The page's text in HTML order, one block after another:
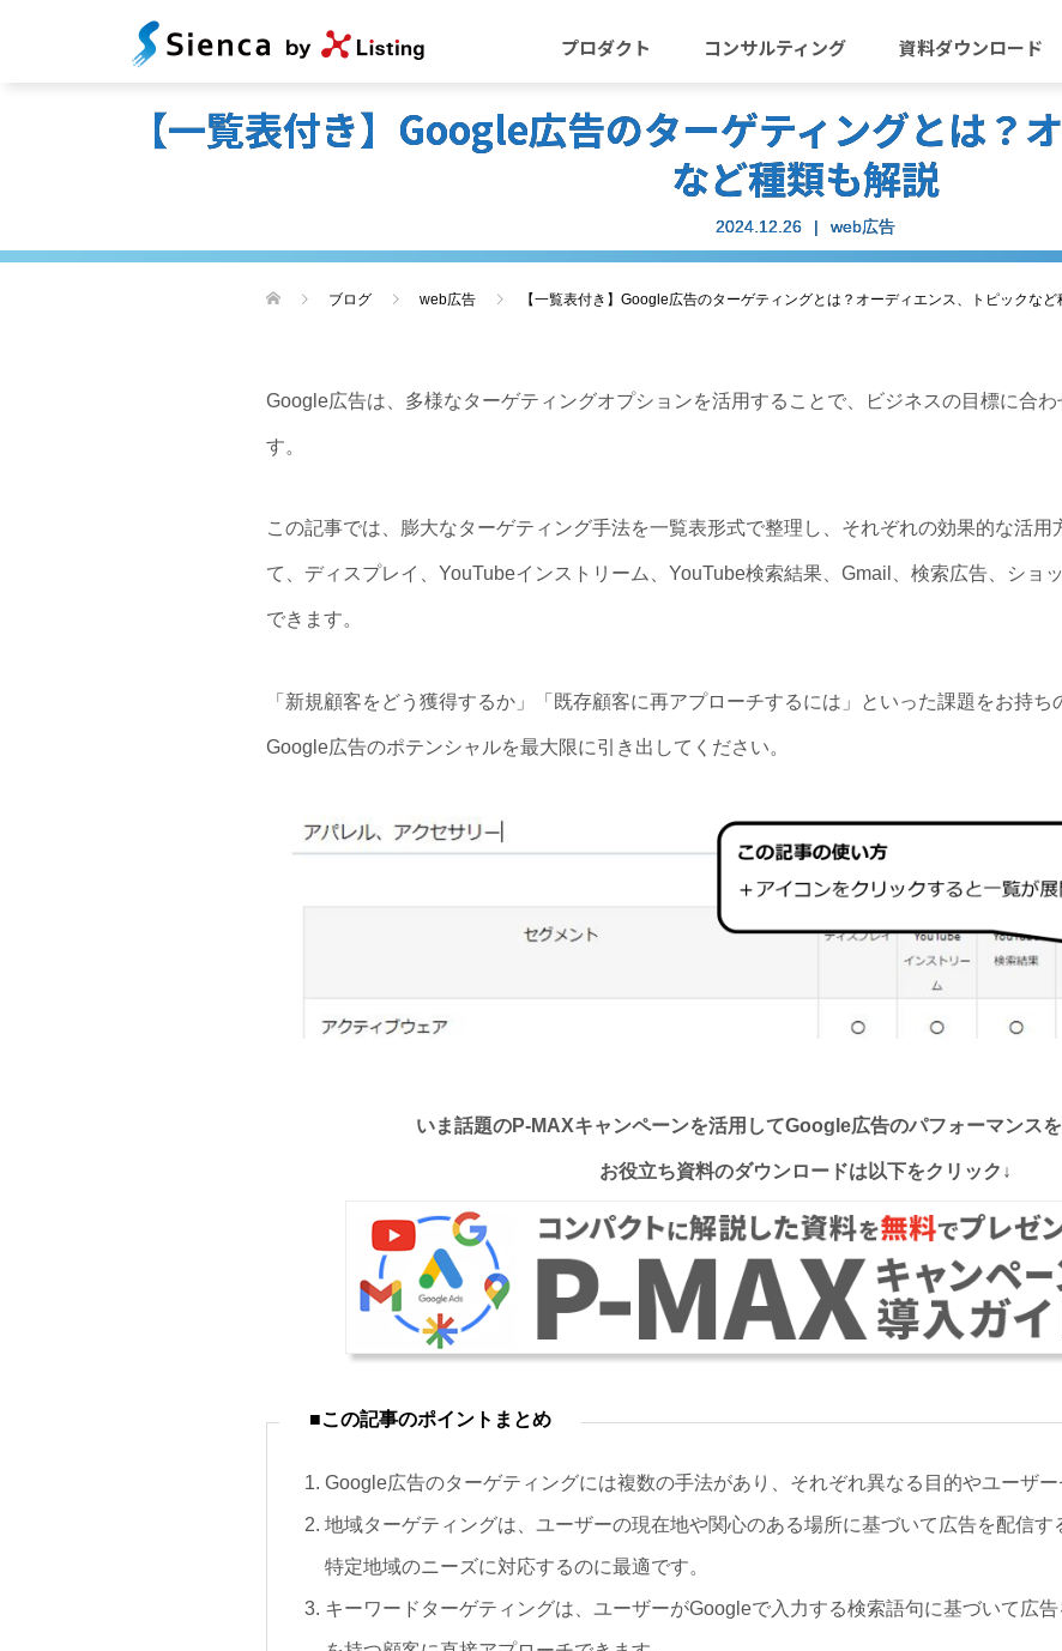
プロダクト コンサルティング 資料ダウンロード
【一覧表付き】Google広告のターゲティングとは？
など種類も解説
2024.12.26 web広告
ブログ web広告 【一覧表付き】Google広告のターゲティングとは？オーディエンス、トピックなど
Google広告は、多様なターゲティングオプションを活用することで、ビジネスの目標に合
す。
この記事では、膨大なターゲティング手法を一覧表形式で整理し、それぞれの効果的な活
て、ディスプレイ、YouTubeインストリーム、YouTube検索結果、Gmail、検索広告、ショ
できます。
「新規顧客をどう獲得するか」「既存顧客に再アプローチするには」といった課題をお持ち
Google広告のポテンシャルを最大限に引き出してください。
いま話題のP-MAXキャンペーンを活用してGoogle広告のパフォーマンス
お役立ち資料のダウンロードは以下をクリック↓
■この記事のポイントまとめ
Google広告のターゲティングには複数の手法があり、それぞれ異なる目的やユーザー
地域ターゲティングは、ユーザーの現在地や関心のある場所に基づいて広告を配信
特定地域のニーズに対応するのに最適です。
キーワードターゲティングは、ユーザーがGoogleで入力する検索語句に基づいて広